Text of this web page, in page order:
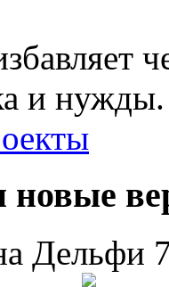
и нужды.
Дельфи